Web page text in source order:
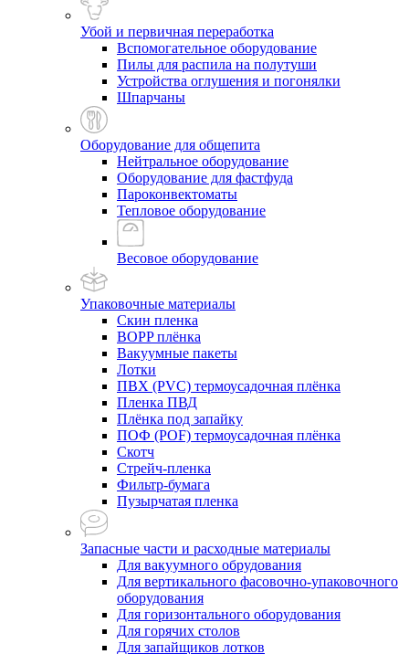
Убой и первичная переработка
Вспомогательное оборудование
Пилы для распила на полутуши
Устройства оглушения и погонялки
Шпарчаны
Оборудование для общепита
Нейтральное оборудование
Оборудование для фастфуда
Пароконвектоматы
Тепловое оборудование
Весовое оборудование
Упаковочные материалы
Скин пленка
BOPP плёнка
Вакуумные пакеты
Лотки
ПВХ (PVC) термоусадочная плёнка
Пленка ПВД
Плёнка под запайку
ПОФ (POF) термоусадочная плёнка
Скотч
Стрейч-пленка
Фильтр-бумага
Пузырчатая пленка
Запасные части и расходные материалы
Для вакуумного обрудования
Для вертикального фасовочно-упаковочного
оборудования
Для горизонтального оборудования
Для горячих столов
Для запайщиков лотков